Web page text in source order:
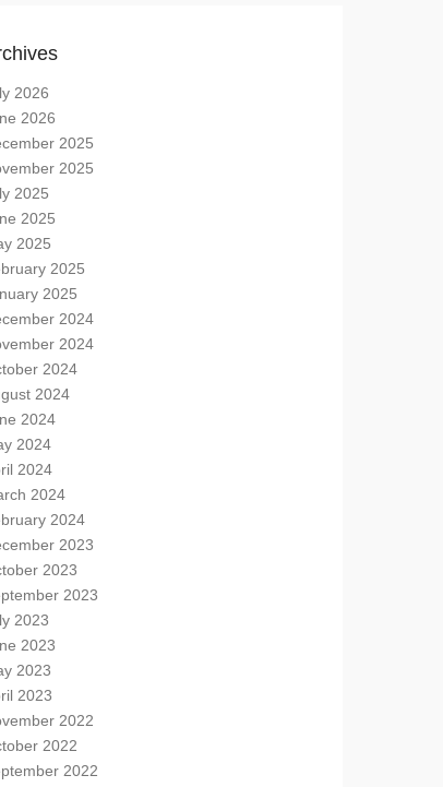
2026
2026
2025
2025
2025
2025
2025
2025
2025
2024
2024
2024
2024
2024
2024
2024
2024
2024
2023
2023
2023
2023
2023
2023
2023
2022
2022
2022